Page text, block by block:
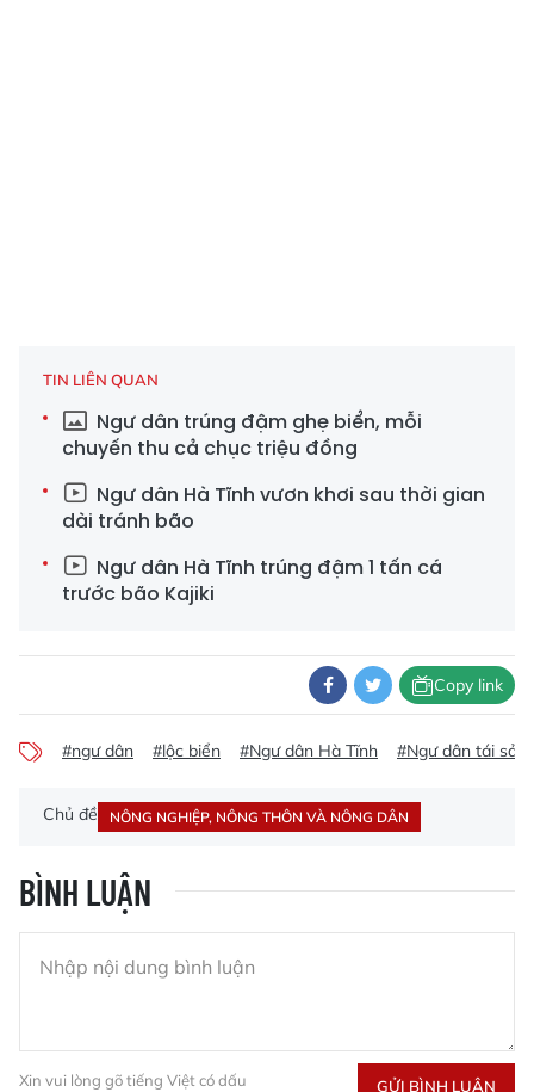
TIN LIÊN QUAN
Ngư dân trúng đậm ghẹ biển, mỗi
chuyến thu cả chục triệu đồng
Ngư dân Hà Tĩnh vươn khơi sau thời gian
dài tránh bão
Ngư dân Hà Tĩnh trúng đậm 1 tấn cá
trước bão Kajiki
Copy link
#ngư dân #lộc biển #Ngư dân Hà Tĩnh #Ngư dân tái sản
Chủ đề NÔNG NGHIỆP, NÔNG THÔN VÀ NÔNG DÂN
BÌNH LUẬN
Xin vui lòng gõ tiếng Việt có dấu GỬI BÌNH LUẬN